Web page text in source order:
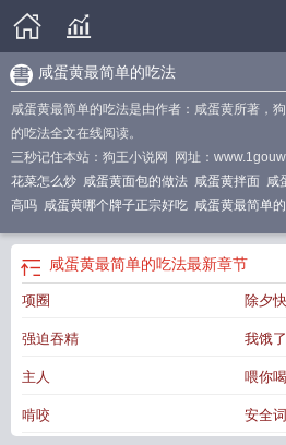
咸蛋黄最简单的吃法
咸蛋黄最简单的吃法是由作者：咸蛋黄所著，
的吃法全文在线阅读。
三秒记住本站：狗王小说网 网址：
花菜怎么炒 咸蛋黄面包的做法 咸蛋黄拌面 咸
高吗 咸蛋黄哪个牌子正宗好吃 咸蛋黄最简单
黄的做法 简单做法大全
咸蛋黄南瓜的家常做法
法 咸蛋黄南瓜的做法视频
有卖的
咸蛋黄炒南瓜的做法
咸蛋黄最简单的吃法最新章节
项圈 除夕
强迫吞精 我饿了
主人 喂你
啃咬 安全